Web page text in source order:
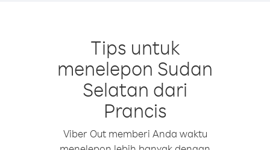
Tips untuk
menelepon Sudan
Selatan dari
Prancis
Viber Out memberi Anda waktu